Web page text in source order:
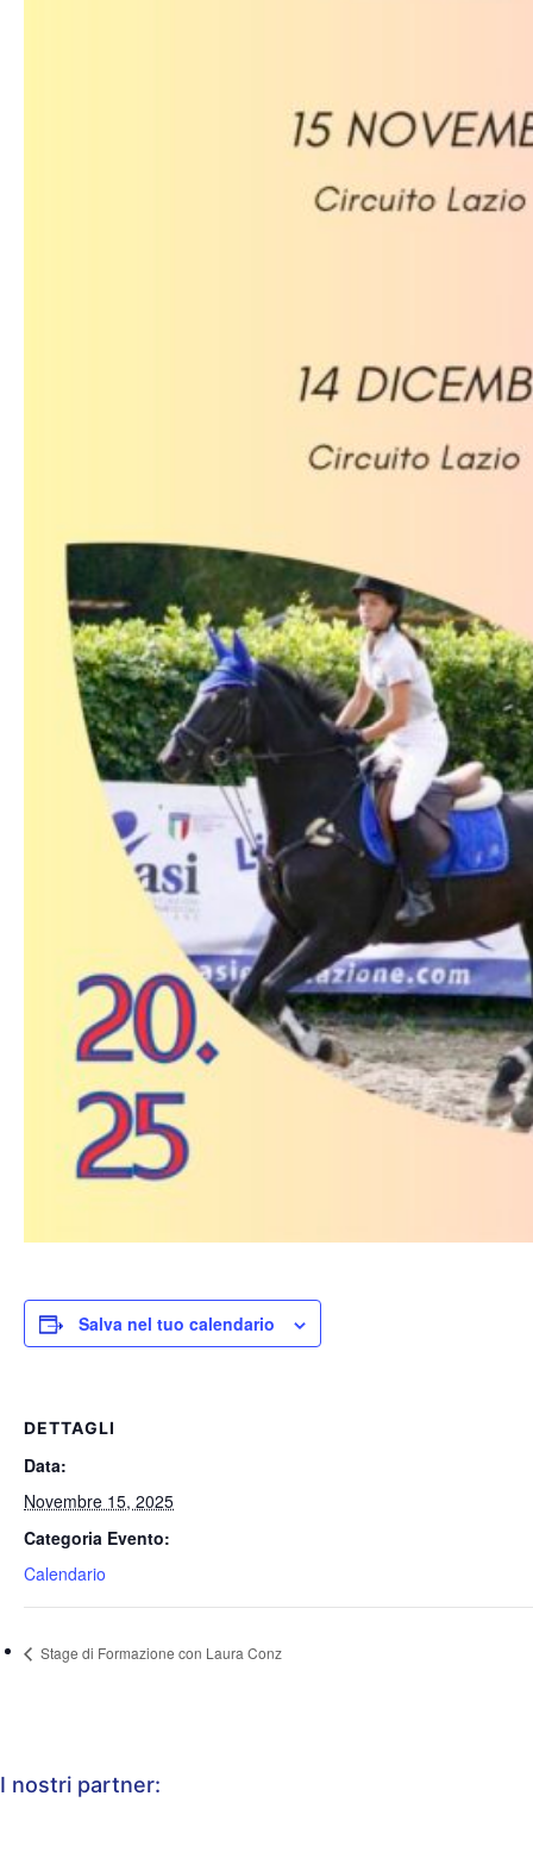
Salva nel tuo calendario
DETTAGLI
Data:
Novembre 15, 2025
Categoria Evento:
Calendario
Stage di Formazione con Laura Conz
I nostri partner: